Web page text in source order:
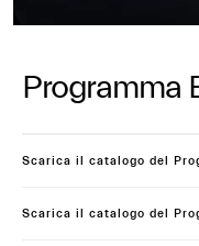
Programma
Scarica il catalogo del
Scarica il catalogo del